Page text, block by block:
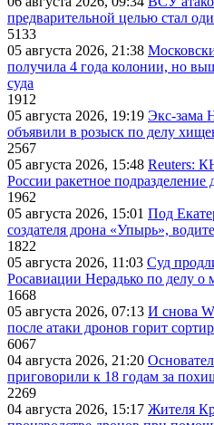
предварительной целью стал
5133
05 августа 2026, 21:38
получила 4 года колонии, но
суда
1912
05 августа 2026, 19:19 Экс-зама
объявили в розыск по делу
2567
05 августа 2026, 15:48 Reuters:
России ракетное подразделение
1962
05 августа 2026, 15:01 Под
создателя дрона «Упырь»,
1822
05 августа 2026, 11:03 Суд
Росавиации Нерадько по делу о
1668
05 августа 2026, 07:13 И снова
после атаки дронов горит
6067
04 августа 2026, 21:20
приговорили к 18 годам за
2269
04 августа 2026, 15:17 Жителя